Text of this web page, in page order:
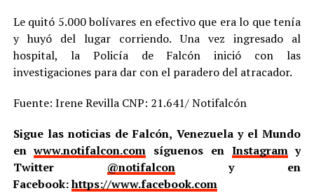
Le quitó 5.000 bolívares en efectivo que era lo que tenía
y huyó del lugar corriendo. Una vez ingresado al
hospital, la Policía de Falcón inició con las
investigaciones para dar con el paradero del atracador.
Fuente: Irene Revilla CNP: 21.641/ Notifalcón
Sigue las noticias de Falcón, Venezuela y el Mundo
enwww.notifalcon.com síguenos en Instagramy
Twitter @notifalcony en
Facebook:https://www.facebook.com